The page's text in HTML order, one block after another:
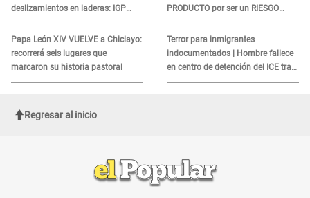
deslizamientos en laderas: IGP
alerta sobre posibles réplicas
Papa León XIV VUELVE a Chiclayo:
recorrerá seis lugares que
marcaron su historia pastoral
PRODUCTO por ser un RIESGO
MORTAL para consumidores: ¿Cuál
es?
Terror para inmigrantes
indocumentados | Hombre fallece
en centro de detención del ICE tras
sufrir una "emergencia médica"
Regresar al inicio